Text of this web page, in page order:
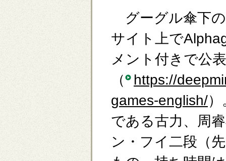
グーグル傘下
サイト上で
メント付きで公
（
https://
games-english/
である古力、周
ン・フイ二段（